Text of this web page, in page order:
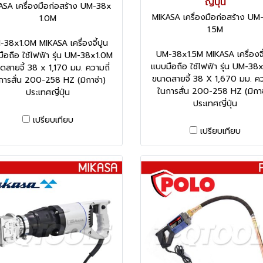
เครื่องมือก่อสร้าง UM-38x
1.0M
38x1.0M MIKASA เครื่องจี้ปูน
ถือ ใช้ไฟฟ้า รุ่น UM-38x1.0M
สายจี้ 38 x 1,170 มม. ความถี่
ารสั่น 200-258 HZ (มิกาซ่า)
ประเทศญี่ปุ่น
เปรียบเทียบ
MIKASA เครื่องมือก่อสร้าง
1.5M
UM-38x1.5M MIKASA เครื่อ
แบบมือถือ ใช้ไฟฟ้า รุ่น UM-
ขนาดสายจี้ 38 X 1,670 มม. ค
ในการสั่น 200-258 HZ (มิกา
ประเทศญี่ปุ่น
เปรียบเทียบ